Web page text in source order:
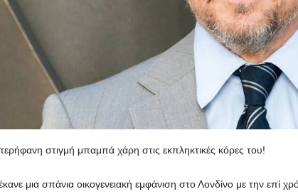
στιγμή μπαμπά χάρη στις εκπληκτικές κόρες του!
μια σπάνια οικογενειακή εμφάνιση στο Λονδίνο με την επί